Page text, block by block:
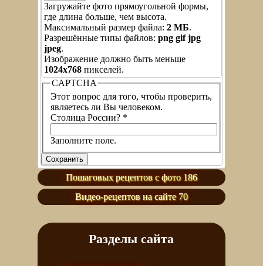
Загружайте фото прямоугольной формы,
где длина больше, чем высота.
Максимальный размер файла: 2 МБ.
Разрешённые типы файлов: png gif jpg
jpeg.
Изображение должно быть меньше
1024x768 пикселей.
CAPTCHA
Этот вопрос для того, чтобы проверить,
являетесь ли Вы человеком.
Столица России? *
Заполните поле.
Пошаговых рецептов с фото 186
Видео-рецептов на сайте 70
Разделы сайта